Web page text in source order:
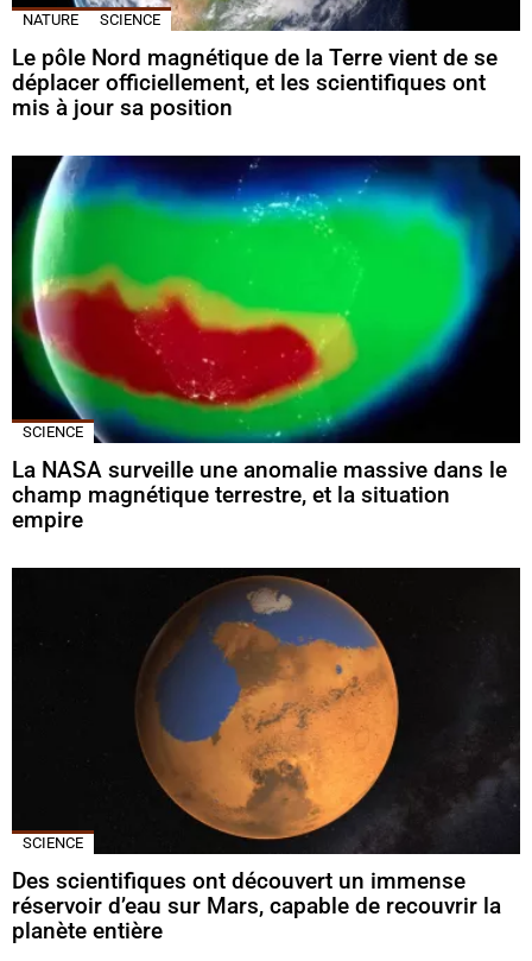
NATURE SCIENCE
Le pôle Nord magnétique de la Terre vient de se
déplacer officiellement, et les scientifiques ont
mis à jour sa position
SCIENCE
La NASA surveille une anomalie massive dans le
champ magnétique terrestre, et la situation
empire
SCIENCE
Des scientifiques ont découvert un immense
réservoir d’eau sur Mars, capable de recouvrir la
planète entière